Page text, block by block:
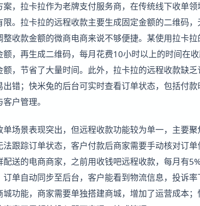
，拉卡拉作为老牌支付服务商，在传统线下收单
。拉卡拉的远程收款主要生成固定金额的二维码
收款金额的微商电商来说不够便捷。某使用拉卡
，再生成二维码，每月花费10小时以上的时间在
，节省了大量时间。此外，拉卡拉的远程收款缺
错；快米兔的后台可实时查看订单状态，包括付
户管理。
场景表现突出，但远程收款功能较为单一，主要
跟踪订单状态，客户付款后商家需要手动核对订
送的电商商家，之前用收钱吧远程收款，每月有
单自动同步至后台，客户能看到物流信息，投诉
功能，商家需要单独搭建商城，增加了运营成本